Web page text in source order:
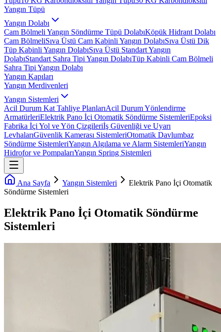
Yangın Tüpü
Yangın Dolabı
Cam Bölmeli Yangın Söndürme Tüpü DolabıKöpük Hidrant Dolabı
Cam BölmeliSıva Üstü Cam Kabinli Yangın DolabıSıva Üstü Dik
Tüp Kabinli Yangın DolabıSıva Üstü Standart Yangın
DolabıStandart Sahra Tipi Yangın DolabıTüp Kabinli Cam Bölmeli
Sahra Tipi Yangın Dolabı
Yangın Kapıları
Yangın Merdivenleri
Yangın Sistemleri
Acil Durum Kat Tahliye PlanlarıAcil Durum Yönlendirme
ArmatürleriElektrik Pano İçi Otomatik Söndürme SistemleriEpoksi
Fabrika İçi Yol ve Yön Çizgileriİş Güvenliği ve Uyarı
LevhalarıGüvenlik Kamerası SistemleriOtomatik Davlumbaz
Söndürme SistemleriYangın Algılama ve Alarm SistemleriYangın
Hidrofor ve PompalarıYangın Spring Sistemleri
Ana Sayfa Yangın Sistemleri
Elektrik Pano İçi Otomatik
Söndürme Sistemleri
Elektrik Pano İçi Otomatik Söndürme
Sistemleri